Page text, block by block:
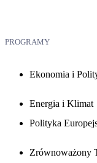
PROGRAMY
Ekonomia i
Energia i Klimat
Polityka
Zrównoważony